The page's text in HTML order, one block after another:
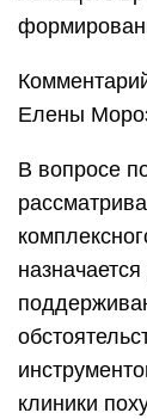
Елены
В вопросе
клиники